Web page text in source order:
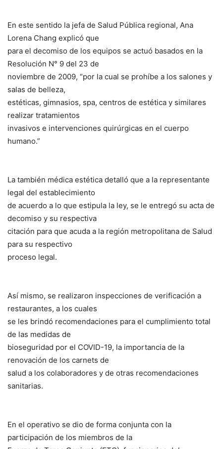
En este sentido la jefa de Salud Pública regional, Ana
Lorena Chang explicó que
para el decomiso de los equipos se actuó basados en la
Resolución N° 9 del 23 de
noviembre de 2009, “por la cual se prohíbe a los salones y
salas de belleza,
estéticas, gimnasios, spa, centros de estética y similares
realizar tratamientos
invasivos e intervenciones quirúrgicas en el cuerpo
humano.”
La también médica estética detalló que a la representante
legal del establecimiento
de acuerdo a lo que estipula la ley, se le entregó su acta de
decomiso y su respectiva
citación para que acuda a la región metropolitana de Salud
para su respectivo
proceso legal.
Así mismo, se realizaron inspecciones de verificación a
restaurantes, a los cuales
se les brindó recomendaciones para el cumplimiento total
de las medidas de
bioseguridad por el COVID-19, la importancia de la
renovación de los carnets de
salud a los colaboradores y de otras recomendaciones
sanitarias.
En el operativo se dio de forma conjunta con la
participación de los miembros de la